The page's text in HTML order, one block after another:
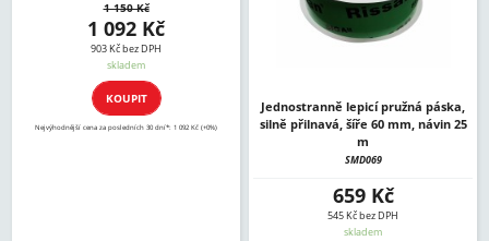
1 150 Kč
1 092 Kč
903 Kč bez DPH
skladem
KOUPIT
Nejvýhodnější cena za posledních 30 dní*: 1 092 Kč (+0%)
Jednostranně lepicí pružná páska,
silně přilnavá, šíře 60 mm, návin 25
m
SMD069
659 Kč
545 Kč bez DPH
skladem